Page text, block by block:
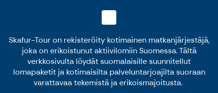
Skafur-Tour on rekisteröity kotimainen matkanjärjestäjä,
joka on erikoistunut aktiivilomiin Suomessa. Tältä
verkkosivulta löydät suomalaisille suunnitellut
lomapaketit ja kotimaisilta palveluntarjoajilta suoraan
varattavaa tekemistä ja erikoismajoitusta.